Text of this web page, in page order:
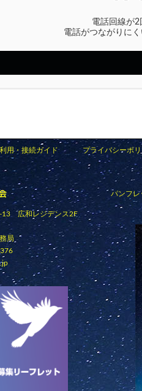
電話回線が
電話がつながりに
用・接続ガイド プライバシーポ
広和レジデンス2F
局
パンフ